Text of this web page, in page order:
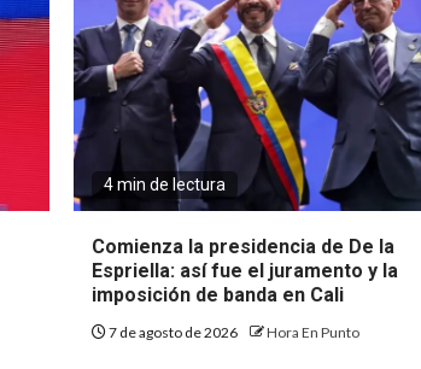
4 min de lectura
Comienza la presidencia de De la
Espriella: así fue el juramento y la
imposición de banda en Cali
7 de agosto de 2026 Hora En Punto